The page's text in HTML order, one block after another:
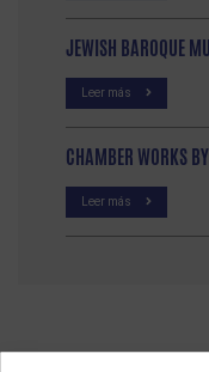
JEWISH BAROQUE
Leer más
CHAMBER WORKS
Leer más